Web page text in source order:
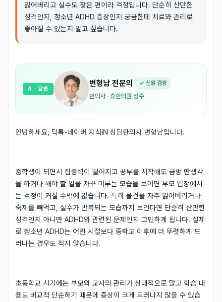
잃어버리고 실수도 잦은 편이라 걱정입니다. 단순히 산만한
성격인지, 청소년 ADHD 증상인지 궁금한데 치료와 관리로
좋아질 수 있는지 알고 싶습니다.
변형남 전문의 ✓ 신원 검증
한의사 · 휴한의원 청주
A · 답변
안녕하세요, 닥톡-네이버 지식iN 상담한의사 변형남입니다.
중학생이 되면서 집중력이 떨어지고 공부를 시작해도 금방 딴생각
을 하거나 해야 할 일을 자꾸 미루는 모습을 보이면 부모 입장에서
는 걱정이 커질 수밖에 없습니다. 특히 물건을 자주 잃어버리거나
숙제를 빼먹고, 실수가 반복되는 모습까지 보인다면 단순히 산만한
성격인지 아니면 ADHD와 관련된 문제인지 고민하게 됩니다. 실제
로 청소년 ADHD는 어린 시절보다 중학교 이후에 더 뚜렷하게 드
러나는 경우도 적지 않습니다.
초등학교 시기에는 부모와 교사의 관리가 상대적으로 많고 학습 내
용도 비교적 단순하기 때문에 증상이 크게 드러나지 않을 수 있습